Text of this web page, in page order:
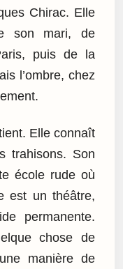
Chirac. Elle
son mari, de
puis de la
l’ombre, chez
Elle connaît
trahisons. Son
école rude où
est un théâtre,
permanente.
chose de
manière de